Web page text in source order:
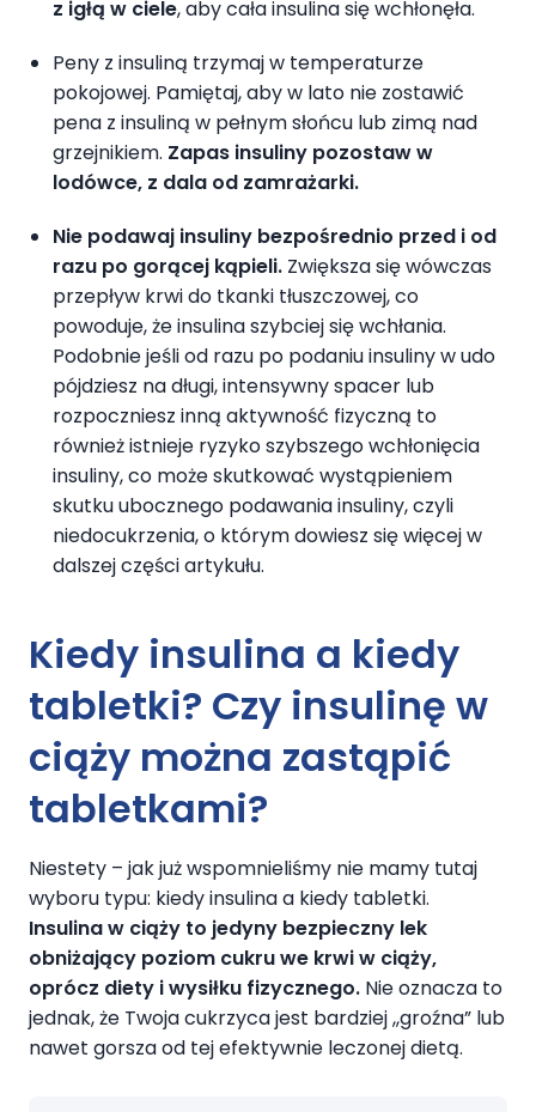
z igłą w ciele, aby cała insulina się wchłonęła.
Peny z insuliną trzymaj w temperaturze
pokojowej. Pamiętaj, aby w lato nie zostawić
pena z insuliną w pełnym słońcu lub zimą nad
grzejnikiem. Zapas insuliny pozostaw w
lodówce, z dala od zamrażarki.
Nie podawaj insuliny bezpośrednio przed i od
razu po gorącej kąpieli. Zwiększa się wówczas
przepływ krwi do tkanki tłuszczowej, co
powoduje, że insulina szybciej się wchłania.
Podobnie jeśli od razu po podaniu insuliny w udo
pójdziesz na długi, intensywny spacer lub
rozpoczniesz inną aktywność fizyczną to
również istnieje ryzyko szybszego wchłonięcia
insuliny, co może skutkować wystąpieniem
skutku ubocznego podawania insuliny, czyli
niedocukrzenia, o którym dowiesz się więcej w
dalszej części artykułu.
Kiedy insulina a kiedy
tabletki? Czy insulinę w
ciąży można zastąpić
tabletkami?
Niestety – jak już wspomnieliśmy nie mamy tutaj
wyboru typu: kiedy insulina a kiedy tabletki.
Insulina w ciąży to jedyny bezpieczny lek
obniżający poziom cukru we krwi w ciąży,
oprócz diety i wysiłku fizycznego. Nie oznacza to
jednak, że Twoja cukrzyca jest bardziej ,,groźna” lub
nawet gorsza od tej efektywnie leczonej dietą.